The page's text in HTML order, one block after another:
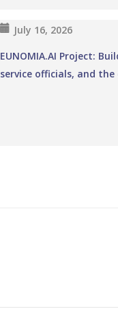
July 16, 2026
EUNOMIA.AI Project:
service officials, and the